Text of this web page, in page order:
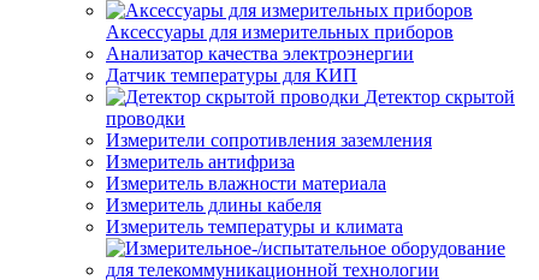
Аксессуары для измерительных приборов
Анализатор качества электроэнергии
Датчик температуры для КИП
Детектор скрытой
проводки
Измерители сопротивления заземления
Измеритель антифриза
Измеритель влажности материала
Измеритель длины кабеля
Измеритель температуры и климата